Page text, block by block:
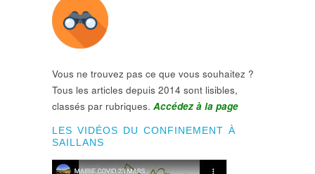
Vous ne trouvez pas ce que vous souhaitez ?
Tous les articles depuis 2014 sont lisibles,
classés par rubriques. Accédez à la page
LES VIDÉOS DU CONFINEMENT À
SAILLANS